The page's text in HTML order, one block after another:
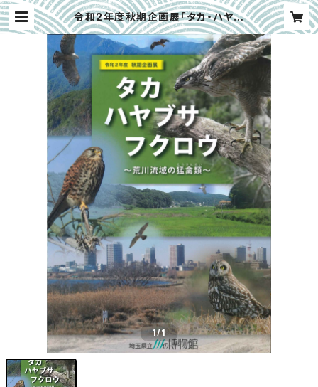
令和2年度秋期企画展「タカ・ハヤブ
サ・フクロウ～荒川流域の猛禽類～」
| 埼玉県立川の博物館ミュージアムオ
ンラインショップ
1/1